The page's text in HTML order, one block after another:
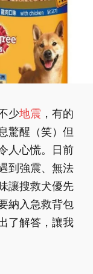
少地震 ，有的
驚醒（笑）但
人心慌。日前
到強震、無法
讓搜救犬優先
納入急救背包
了解答，讓我